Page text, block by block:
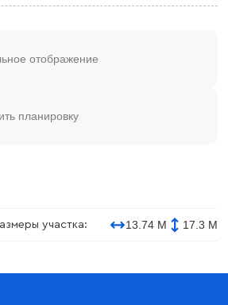
отображение
планировку
участка: 13.74 М 17.3 М